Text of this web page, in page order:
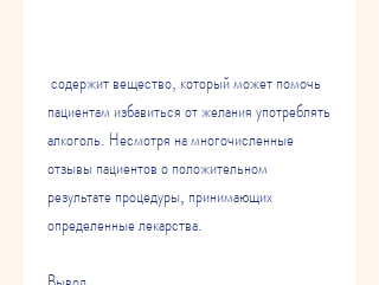
пациентам избавиться от желания употреблять
алкоголь. Несмотря на многочисленные
отзывы пациентов о положительном
результате процедуры, принимающих
определенные лекарства.